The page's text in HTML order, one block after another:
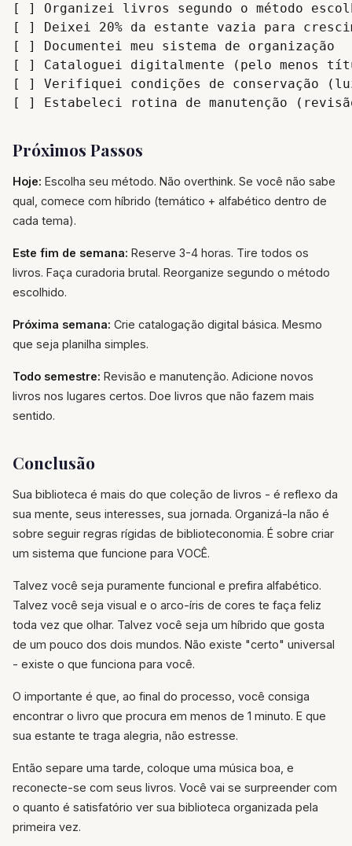
[ ] Organizei livros segundo o método
[ ] Deixei 20% da estante vazia para
[ ] Documentei meu sistema de organização
[ ] Cataloguei digitalmente (pelo menos
[ ] Verifiquei condições de conservação
Próximos Passos
Hoje: Escolha seu método. Não overthink. Se você não sabe
qual, comece com híbrido (temático + alfabético dentro de
cada tema).
Este fim de semana: Reserve 3-4 horas. Tire todos os
livros. Faça curadoria brutal. Reorganize segundo o método
escolhido.
Próxima semana: Crie catalogação digital básica. Mesmo
que seja planilha simples.
Todo semestre: Revisão e manutenção. Adicione novos
livros nos lugares certos. Doe livros que não fazem mais
sentido.
Conclusão
Sua biblioteca é mais do que coleção de livros - é reflexo da
sua mente, seus interesses, sua jornada. Organizá-la não é
sobre seguir regras rígidas de biblioteconomia. É sobre criar
um sistema que funcione para VOCÊ.
Talvez você seja puramente funcional e prefira alfabético.
Talvez você seja visual e o arco-íris de cores te faça feliz
toda vez que olhar. Talvez você seja um híbrido que gosta
de um pouco dos dois mundos. Não existe "certo" universal
- existe o que funciona para você.
O importante é que, ao final do processo, você consiga
encontrar o livro que procura em menos de 1 minuto. E que
sua estante te traga alegria, não estresse.
Então separe uma tarde, coloque uma música boa, e
reconecte-se com seus livros. Você vai se surpreender com
o quanto é satisfatório ver sua biblioteca organizada pela
primeira vez.